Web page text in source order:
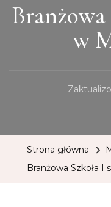
w
Strona główna
Branżowa Szkoła I